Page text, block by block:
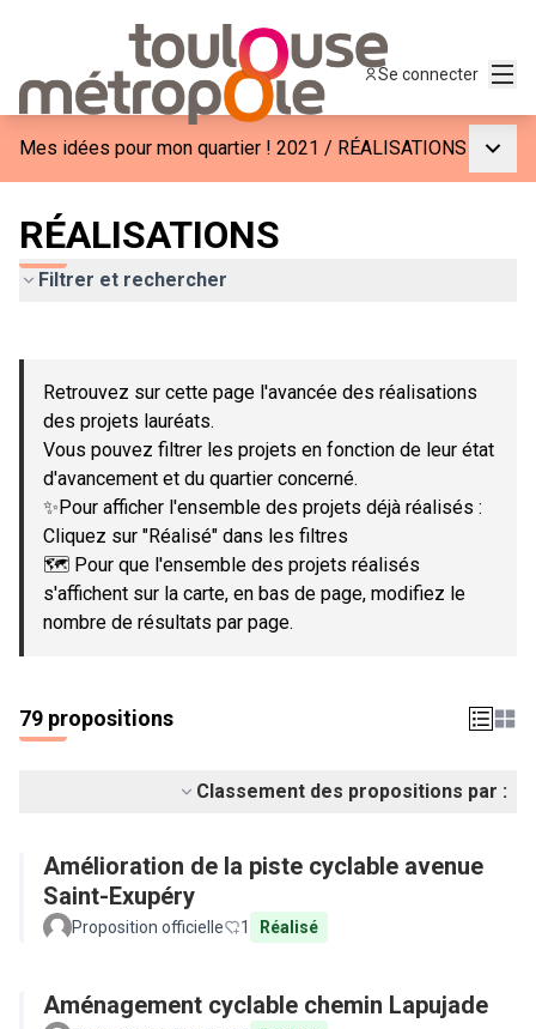
Se connecter
Mes idées pour mon quartier ! 2021 / RÉALISATIONS
RÉALISATIONS
Filtrer et rechercher
−
Retrouvez sur cette page l'avancée des réalisations
des projets lauréats.
Vous pouvez filtrer les projets en fonction de leur état
d'avancement et du quartier concerné.
✨Pour afficher l'ensemble des projets déjà réalisés :
Cliquez sur "Réalisé" dans les filtres
🗺️ Pour que l'ensemble des projets réalisés
s'affichent sur la carte, en bas de page, modifiez le
nombre de résultats par page.
79 propositions
Classement des propositions par :
Amélioration de la piste cyclable avenue
Saint-Exupéry
Proposition officielle 1 Réalisé
Aménagement cyclable chemin Lapujade